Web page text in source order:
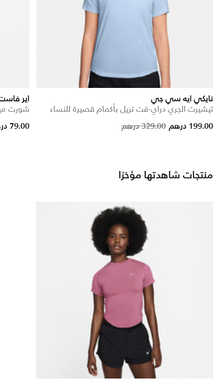
نايكي ايه سي جي
تيشيرت الجري دراي-فت تريل بأكمام قصيرة للنساء
Price reduced from
329.00 درهم to 199.00 درهم
اير
شورت ميد-
79.00 درهم
منتجات شاهدتها مؤخرًا